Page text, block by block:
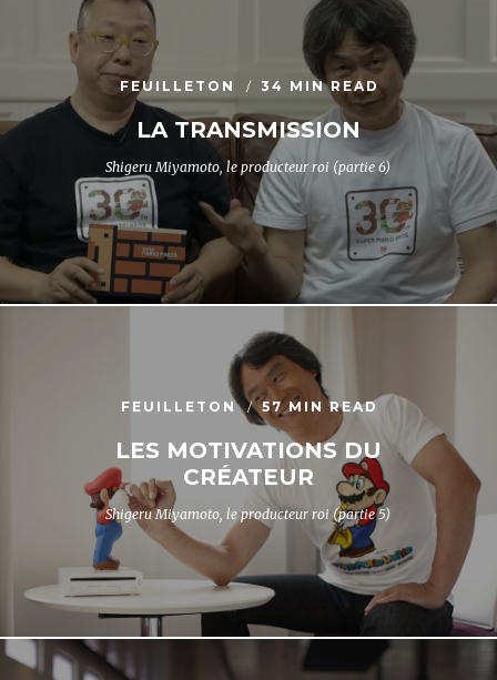
FEUILLETON 34 MIN READ
LA TRANSMISSION
Shigeru Miyamoto, le producteur roi (partie 6)
FEUILLETON 57 MIN READ
LES MOTIVATIONS DU
CRÉATEUR
Shigeru Miyamoto, le producteur roi (partie 5)